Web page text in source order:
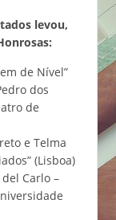
levou,
de Nível”
dos
de
e Telma
(Lisboa)
Carlo –